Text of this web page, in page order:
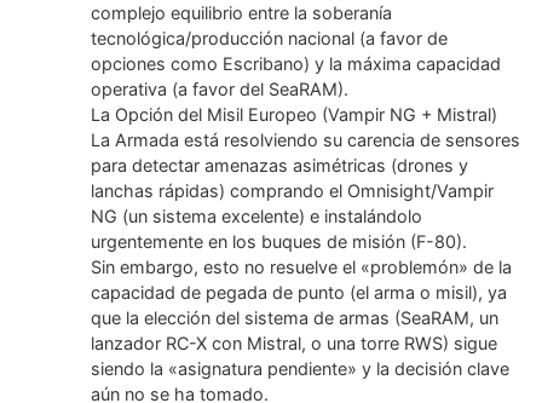
complejo equilibrio entre la soberanía
tecnológica/producción nacional (a favor de
opciones como Escribano) y la máxima capacidad
operativa (a favor del SeaRAM).
​La Opción del Misil Europeo (Vampir NG + Mistral)
La Armada está resolviendo su carencia de sensores
para detectar amenazas asimétricas (drones y
lanchas rápidas) comprando el Omnisight/Vampir
NG (un sistema excelente) e instalándolo
urgentemente en los buques de misión (F-80).
​Sin embargo, esto no resuelve el «problemón» de la
capacidad de pegada de punto (el arma o misil), ya
que la elección del sistema de armas (SeaRAM, un
lanzador RC-X con Mistral, o una torre RWS) sigue
siendo la «asignatura pendiente» y la decisión clave
aún no se ha tomado.